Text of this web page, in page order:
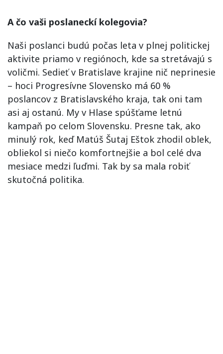
A čo vaši poslaneckí kolegovia?
Naši poslanci budú počas leta v plnej politickej
aktivite priamo v regiónoch, kde sa stretávajú s
voličmi. Sedieť v Bratislave krajine nič neprinesie
– hoci Progresívne Slovensko má 60 %
poslancov z Bratislavského kraja, tak oni tam
asi aj ostanú. My v Hlase spúšťame letnú
kampaň po celom Slovensku. Presne tak, ako
minulý rok, keď Matúš Šutaj Eštok zhodil oblek,
obliekol si niečo komfortnejšie a bol celé dva
mesiace medzi ľuďmi. Tak by sa mala robiť
skutočná politika.